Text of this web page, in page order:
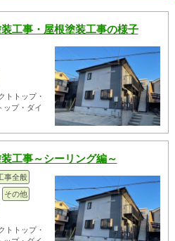
工事・屋根塗装工事の様子
トトップ・
ップ・ダイ
工事～シーリング編～
事全般
その他
トトップ・